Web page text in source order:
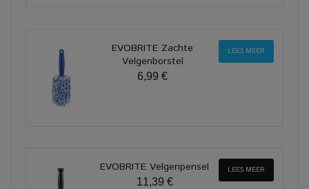
EVOBRITE Zachte
Velgenborstel
6,99 €
LEES MEER
EVOBRITE Velgenpensel
11,39 €
LEES MEER